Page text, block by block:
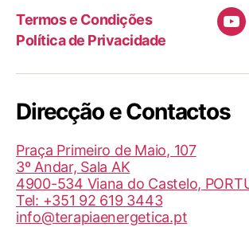
Termos e Condições
Política de Privacidade
Direcção e Contactos
Praça Primeiro de Maio, 107
3º Andar, Sala AK
4900-534 Viana do Castelo,
Tel: +351 92 619 3443
info@terapiaenergetica.pt